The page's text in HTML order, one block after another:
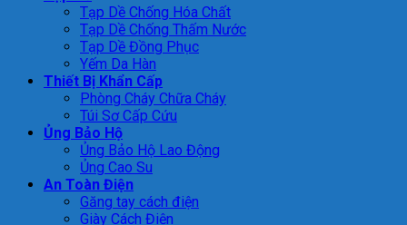
Tạp Dề Chống Hóa Chất
Tạp Dề Chống Thấm Nước
Tạp Dề Đồng Phục
Yếm Da Hàn
Thiết Bị Khẩn Cấp
Phòng Cháy Chữa Cháy
Túi Sơ Cấp Cứu
Ủng Bảo Hộ
Ủng Bảo Hộ Lao Động
Ủng Cao Su
An Toàn Điện
Găng tay cách điện
Giày Cách Điện